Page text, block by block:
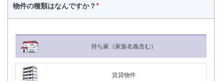
物件の種類はなんですか？*
持ち家（家族名義含む）
賃貸物件